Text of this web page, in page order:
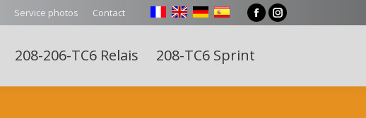
Service photos Contact
FacebookInstagram
208-206-TC6 Relais 208-TC6 Sprint